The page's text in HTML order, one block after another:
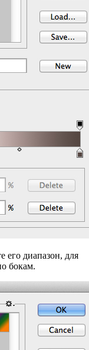
его диапазон, для
бокам.